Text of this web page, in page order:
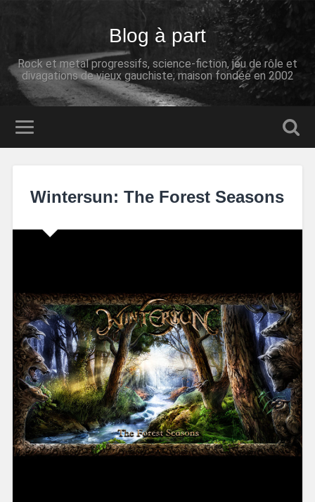
Blog à part
Rock et metal progressifs, science-fiction, jeu de rôle et
divagations de vieux gauchiste; maison fondée en 2002
Wintersun: The Forest Seasons